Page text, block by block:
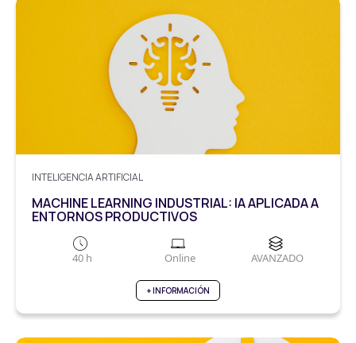
INTELIGENCIA ARTIFICIAL
MACHINE LEARNING INDUSTRIAL: IA APLICADA A
ENTORNOS PRODUCTIVOS
40 h Online AVANZADO
+ INFORMACIÓN